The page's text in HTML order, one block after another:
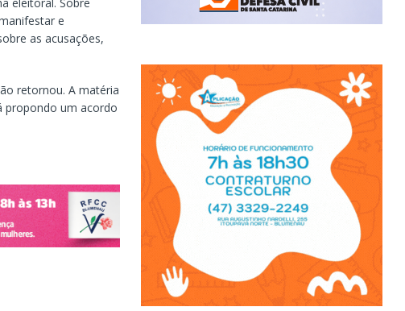
e
as acusações,
retornou. A matéria
propondo um acordo